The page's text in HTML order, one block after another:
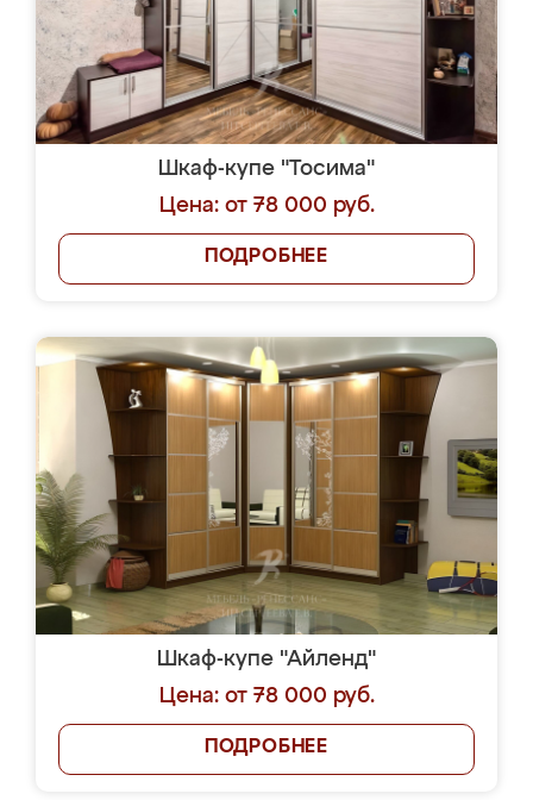
Шкаф-купе "Тосима"
Цена: от 78 000 руб.
ПОДРОБНЕЕ
Шкаф-купе "Айленд"
Цена: от 78 000 руб.
ПОДРОБНЕЕ